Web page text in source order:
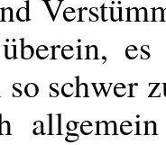
es
so schwer